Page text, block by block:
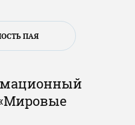
ПАЯ